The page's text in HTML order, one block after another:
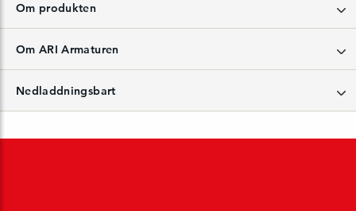
Om produkten
Om ARI Armaturen
Nedladdningsbart